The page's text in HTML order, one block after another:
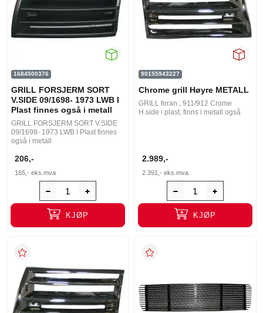
1684500376
GRILL FORSJERM SORT
V.SIDE 09/1698- 1973 LWB I
Plast finnes også i metall
GRILL FORSJERM SORT V.SIDE
09/1698- 1973 LWB I Plast finnes
også i metall
206,-
165,- eks.mva
KJØP
90155943227
Chrome grill Høyre METALL
GRILL foran , 911/912 Crome
H.side i plast, finns i metall også
2.989,-
2.391,- eks.mva
KJØP